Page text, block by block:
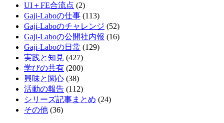
UI＋FE合流点 (2)
Gaji-Laboの仕事 (113)
Gaji-Laboのチャレンジ (52)
Gaji-Laboの公開社内報 (16)
Gaji-Laboの日常 (129)
実践と知見 (427)
学びの共有 (200)
興味と関心 (38)
活動の報告 (112)
シリーズ記事まとめ (24)
その他 (36)